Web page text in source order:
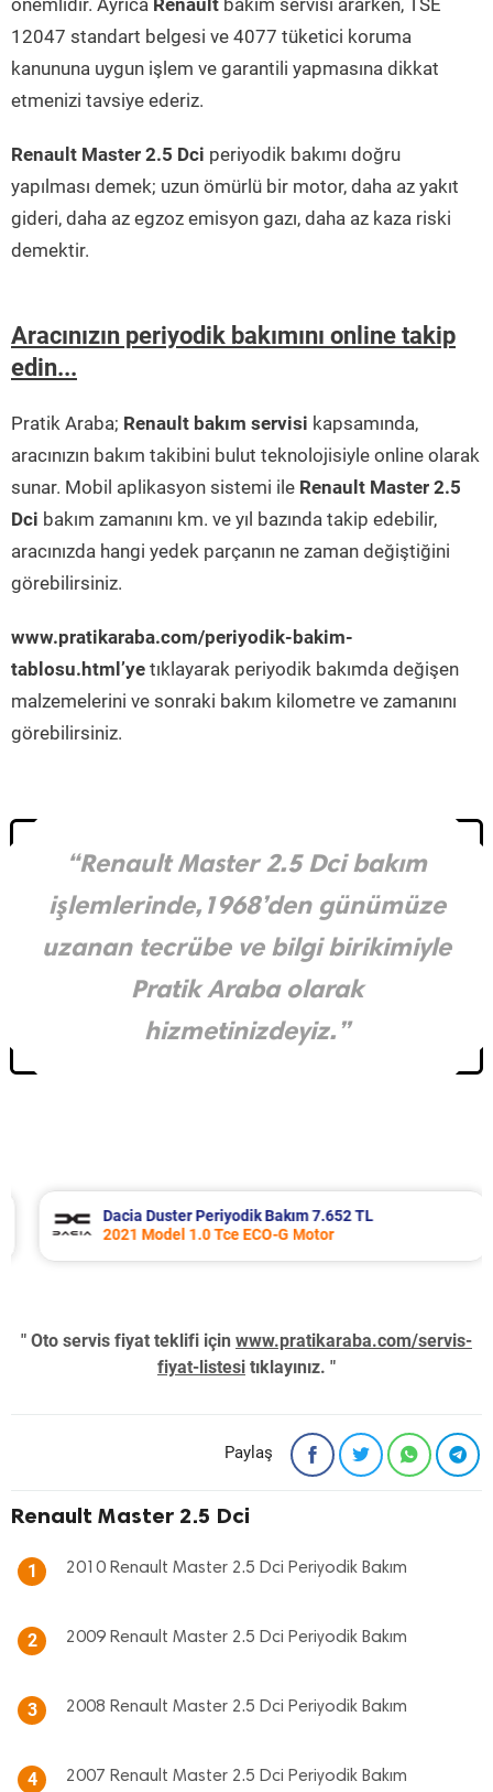
önemlidir. Ayrıca Renault bakım servisi ararken, TSE
12047 standart belgesi ve 4077 tüketici koruma
kanununa uygun işlem ve garantili yapmasına dikkat
etmenizi tavsiye ederiz.
Renault Master 2.5 Dci periyodik bakımı doğru
yapılması demek; uzun ömürlü bir motor, daha az yakıt
gideri, daha az egzoz emisyon gazı, daha az kaza riski
demektir.
Aracınızın periyodik bakımını online takip
edin...
Pratik Araba; Renault bakım servisi kapsamında,
aracınızın bakım takibini bulut teknolojisiyle online olarak
sunar. Mobil aplikasyon sistemi ile Renault Master 2.5
Dci bakım zamanını km. ve yıl bazında takip edebilir,
aracınızda hangi yedek parçanın ne zaman değiştiğini
görebilirsiniz.
www.pratikaraba.com/periyodik-bakim-
tablosu.html’ye tıklayarak periyodik bakımda değişen
malzemelerini ve sonraki bakım kilometre ve zamanını
görebilirsiniz.
“Renault Master 2.5 Dci bakım
işlemlerinde,1968’den günümüze
uzanan tecrübe ve bilgi birikimiyle
Pratik Araba olarak
hizmetinizdeyiz.”
Dacia Duster Periyodik Bakım 7.652 TL
2021 Model 1.0 Tce ECO-G Motor
" Oto servis fiyat teklifi için www.pratikaraba.com/servis-
fiyat-listesi tıklayınız. "
Paylaş
Renault Master 2.5 Dci
1 2010 Renault Master 2.5 Dci Periyodik Bakım
2 2009 Renault Master 2.5 Dci Periyodik Bakım
3 2008 Renault Master 2.5 Dci Periyodik Bakım
4 2007 Renault Master 2.5 Dci Periyodik Bakım